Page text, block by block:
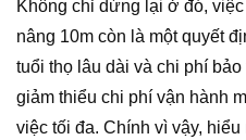
Không chỉ dừng lại ở đó,
nâng 10m còn là một quyết
tuổi thọ lâu dài và chi phí
giảm thiểu chi phí vận hành
việc tối đa. Chính vì vậy,